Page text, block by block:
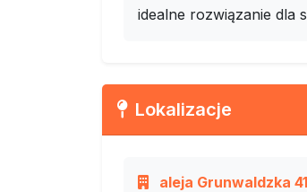
idealne rozwiązanie dla
Lokalizacje
aleja Grunwaldzka